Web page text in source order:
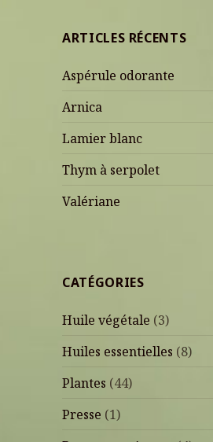
ARTICLES RÉCENTS
Aspérule odorante
Arnica
Lamier blanc
Thym à serpolet
Valériane
CATÉGORIES
Huile végétale (3)
Huiles essentielles (8)
Plantes (44)
Presse (1)